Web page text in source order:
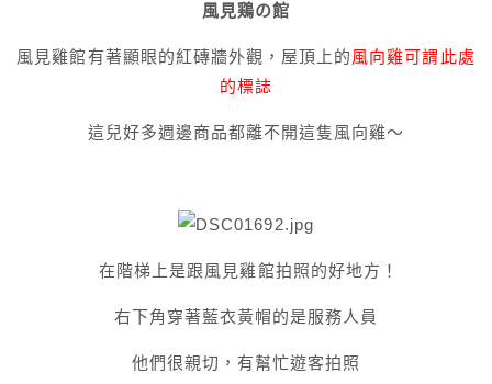
風見鶏の館
風見雞館有著顯眼的紅磚牆外觀，屋頂上的風向雞可謂此處
的標誌
這兒好多週邊商品都離不開這隻風向雞～
在階梯上是跟風見雞館拍照的好地方！
右下角穿著藍衣黃帽的是服務人員
他們很親切，有幫忙遊客拍照